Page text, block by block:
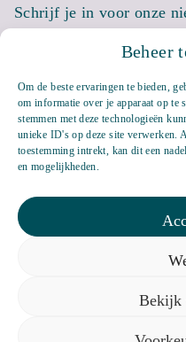
Beheer
Om de beste ervaringen te bieden,
om informatie over je apparaat op te
stemmen met deze technologieën
unieke ID's op deze site verwerken.
toestemming intrekt, kan dit een
en mogelijkheden.
Bekijk
Schrijf je in voor onze
Veelgestelde